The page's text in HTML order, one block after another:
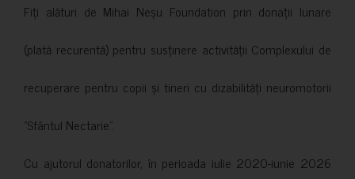
Fiți alături de Mihai Neșu Foundation prin donații lunare
(plată recurentă) pentru susținere activității Complexului de
recuperare pentru copii și tineri cu dizabilități neuromotorii
”Sfântul Nectarie”.
Cu ajutorul donatorilor, în perioada iulie 2020-iunie 2026